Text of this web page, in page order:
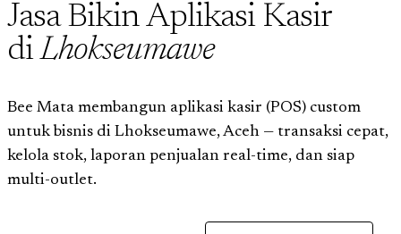
Jasa Bikin Aplikasi Kasir
diLhokseumawe
Bee Mata membangun aplikasi kasir (POS) custom
untuk bisnis di Lhokseumawe, Aceh — transaksi cepat,
kelola stok, laporan penjualan real-time, dan siap
multi-outlet.